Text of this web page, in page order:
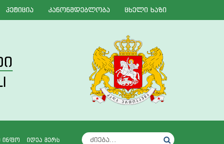
პეტიცია კანონმდებლობა ცხელი ხაზი
ინფო იდეა მერს